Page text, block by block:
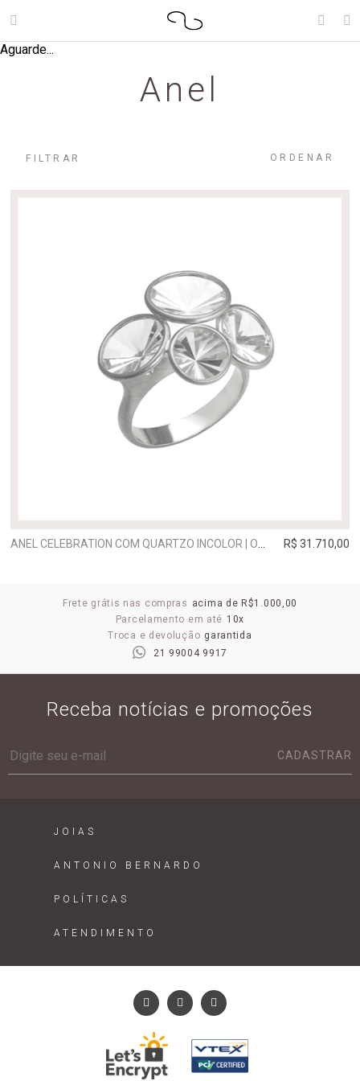
Aguarde...
Anel
FILTRAR ORDENAR
R$ 31.710,00
Frete grátis nas compras acima de R$1.000,00
Parcelamento em até 10x
Troca e devolução garantida
21 99004 9917
Receba notícias e promoções
CADASTRAR
JOIAS
ANTONIO BERNARDO
POLÍTICAS
ATENDIMENTO